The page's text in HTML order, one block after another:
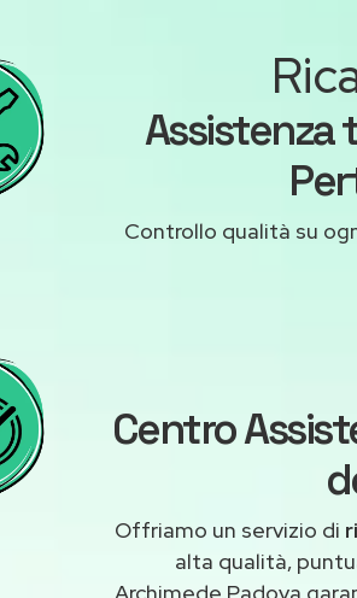
Assistenza
Controllo qualità su
Centro
Offriamo un servizio di
alta qualità,